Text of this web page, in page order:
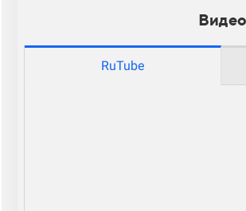
RuTube